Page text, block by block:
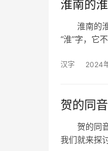
淮南的
淮南的淮
“淮”字，它
汉字 2024
贺的同
贺的同音
我们就来探